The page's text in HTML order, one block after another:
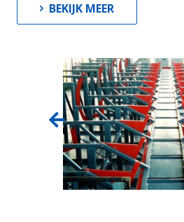
BEKIJK MEER